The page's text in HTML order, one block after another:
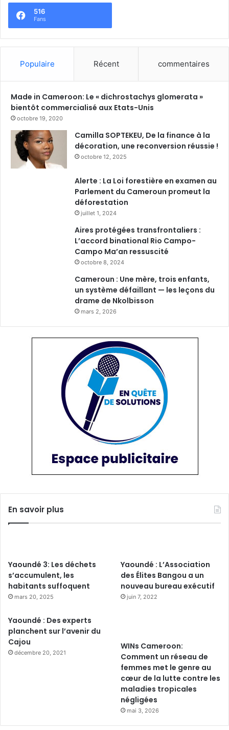
516
Fans
Populaire Récent commentaires
Made in Cameroon: Le « dichrostachys glomerata »
bientôt commercialisé aux Etats-Unis
octobre 19, 2020
Camilla SOPTEKEU, De la finance à la
décoration, une reconversion réussie !
octobre 12, 2025
Alerte : La Loi forestière en examen au
Parlement du Cameroun promeut la
déforestation
juillet 1, 2024
Aires protégées transfrontaliers :
L’accord binational Rio Campo-
Campo Ma’an ressuscité
octobre 8, 2024
Cameroun : Une mère, trois enfants,
un système défaillant — les leçons du
drame de Nkolbisson
mars 2, 2026
En savoir plus
Yaoundé 3: Les déchets
s’accumulent, les
habitants suffoquent
mars 20, 2025
Yaoundé : L’Association
des Élites Bangou a un
nouveau bureau exécutif
juin 7, 2022
Yaoundé : Des experts
planchent sur l’avenir du
Cajou
décembre 20, 2021
WINs Cameroon:
Comment un réseau de
femmes met le genre au
cœur de la lutte contre les
maladies tropicales
négligées
mai 3, 2026